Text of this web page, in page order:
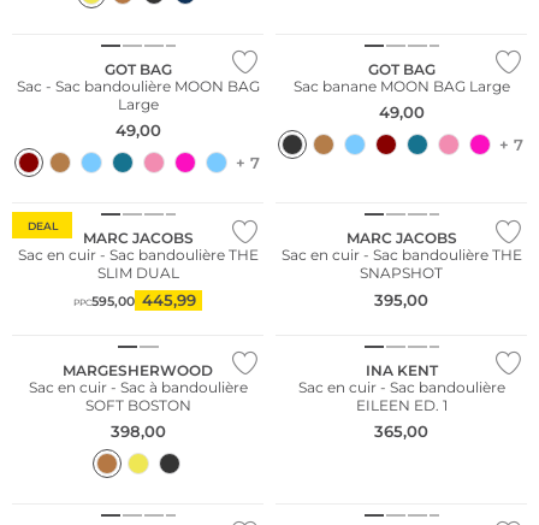
GOT BAG
Sac - Sac bandoulière MOON BAG
Large
49,00
+ 7
GOT BAG
Sac banane MOON BAG Large
49,00
+ 7
DEAL
MARC JACOBS
Sac en cuir - Sac bandoulière THE
SLIM DUAL
PPC595,00 445,99
MARC JACOBS
Sac en cuir - Sac bandoulière THE
SNAPSHOT
395,00
MARGESHERWOOD
Sac en cuir - Sac à bandoulière
SOFT BOSTON
398,00
INA KENT
Sac en cuir - Sac bandoulière
EILEEN ED. 1
365,00